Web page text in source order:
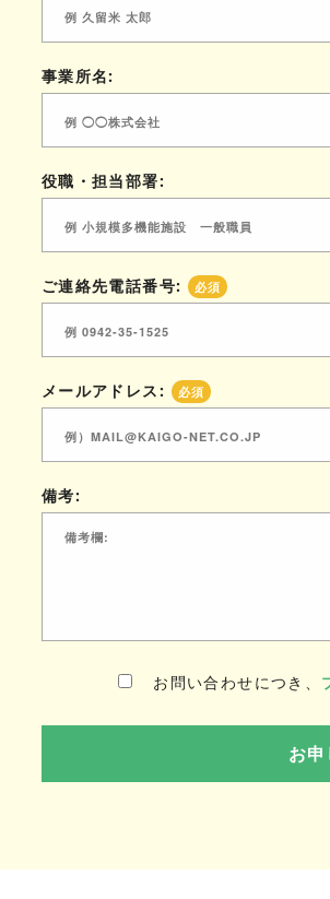
事業所名:
役職・担当部署:
ご連絡先電話番号: 必須
メールアドレス: 必須
備考:
お問い合わせにつき、